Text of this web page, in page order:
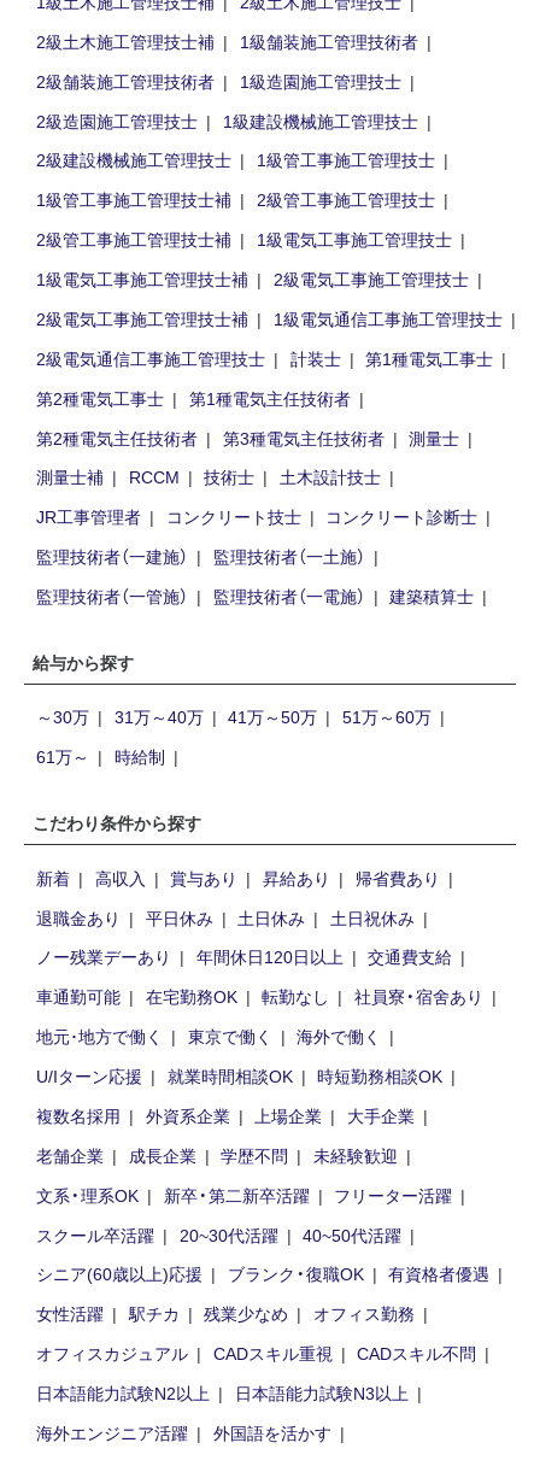
2級土木施工管理技士補
1級舗装施工管理技術者
2級舗装施工管理技術者
1級造園施工管理技士
2級造園施工管理技士
1級建設機械施工管理技士
2級建設機械施工管理技士
1級管工事施工管理技士
1級管工事施工管理技士補
2級管工事施工管理技士
2級管工事施工管理技士補
1級電気工事施工管理技士
1級電気工事施工管理技士補
2級電気工事施工管理技士
2級電気工事施工管理技士補
1級電気通信工事施工管理技士
2級電気通信工事施工管理技士
計装士
第1種電気工事士
第2種電気工事士
第1種電気主任技術者
第2種電気主任技術者
第3種電気主任技術者
測量士
測量士補
RCCM 技術士
土木設計技士
JR工事管理者
コンクリート技士
コンクリート診断士
監理技術者（一建施）
監理技術者（一土施）
監理技術者（一管施）
監理技術者（一電施） 建築積算士
給与から探す
～30万 31万～40万 41万～50万
51万～60万
61万～
時給制
こだわり条件から探す
新着 高収入 賞与あり 昇給あり
帰省費あり
退職金あり
平日休み 土日休み
土日祝休み
ノー残業デーあり
年間休日120日以上
交通費支給
車通勤可能
在宅勤務OK 転勤なし
社員寮・宿舍あり
地元･地方で働く
東京で働く
海外で働く
U/Iターン応援
就業時間相談OK
時短勤務相談OK
複数名採用
外資系企業 上場企業
大手企業
老舗企業
成長企業 学歴不問
未経験歓迎
文系・理系OK
新卒・第二新卒活躍
フリーター活躍
スクール卒活躍
20~30代活躍
40~50代活躍
シニア(60歳以上)応援
ブランク・復職OK
有資格者優遇
女性活躍
駅チカ 残業少なめ
オフィス勤務
オフィスカジュアル
CADスキル重視
CADスキル不問
日本語能力試験N2以上
日本語能力試験N3以上
海外エンジニア活躍
外国語を活かす